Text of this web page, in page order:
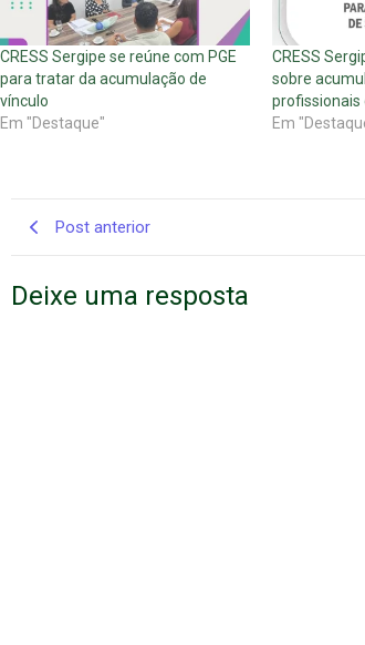
CRESS Sergipe se reúne com PGE
para tratar da acumulação de
vínculo
Em "Destaque"
CRESS
sobre
profissionais
Em
Post anterior
Deixe uma resposta